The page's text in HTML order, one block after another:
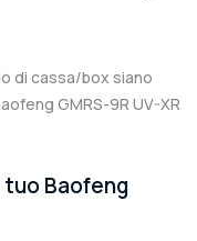
di cassa/box siano
GMRS-9R UV-XR
Baofeng